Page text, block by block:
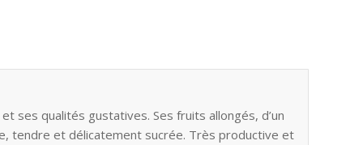
ses qualités gustatives. Ses fruits allongés, d’un
tendre et délicatement sucrée. Très productive et